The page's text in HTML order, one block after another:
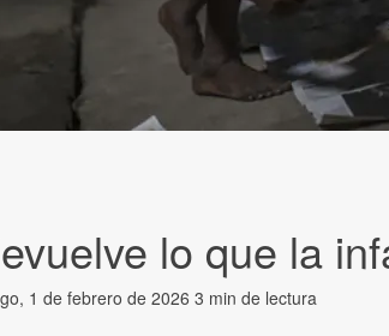
lo que la
1 de febrero de 2026 3 min de lectura